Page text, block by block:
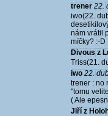
trener 22.
iwo(22.
nám vrátil
míčky? :-D
Divous z
Triss(21.
iwo 22.
trener : no
"tomu
( Ale
Jiří z